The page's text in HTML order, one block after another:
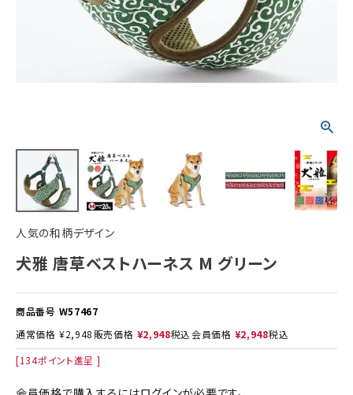
person 新規会員登録
人気の和柄デザイン
犬雅 唐草ベストハーネス M グリーン
商品番号 W57467
通常価格 ¥2,948 販売価格 ¥2,948税込会員価格 ¥2,948税込
[134ポイント進呈 ]